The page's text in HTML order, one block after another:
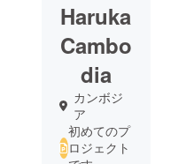
Haruka
Cambo
dia
カンボジ
ア
初めてのプ
ロジェクト